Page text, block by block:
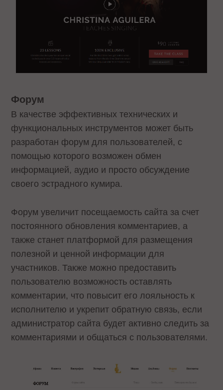
Форум
В качестве эффективных технических и
функциональных инструментов может быть
разработан форум для пользователей, с
помощью которого возможен обмен
информацией, аудио и просто обсуждение
своего эстрадного кумира.
Форум увеличит посещаемость сайта за счет
постоянного обновления комментариев, а
также станет платформой для размещения
полезной и ценной информации для
участников. Также можно предоставить
пользователю возможность оставлять
комментарии, что повысит его лояльность к
исполнителю и укрепит обратную связь, если
администратор сайта будет активно следить за
комментариями и общаться с пользователями.